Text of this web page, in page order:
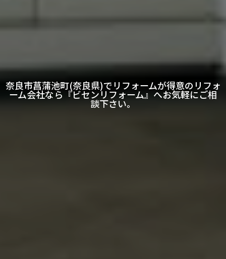
奈良市菖蒲池町(奈良県)でリフォームが得意のリフォ
ーム会社なら『ビセンリフォーム』へお気軽にご相
談下さい。